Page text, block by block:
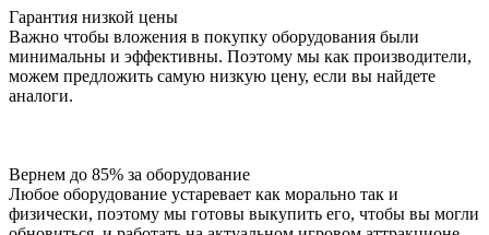
Гарантия низкой цены
Важно чтобы вложения в покупку оборудования были
минимальны и эффективны. Поэтому мы как производители,
можем предложить самую низкую цену, если вы найдете
аналоги.
Вернем до 85% за оборудование
Любое оборудование устаревает как морально так и
физически, поэтому мы готовы выкупить его, чтобы вы могли